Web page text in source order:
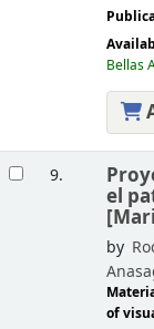
Bellas
9.
el
by
of